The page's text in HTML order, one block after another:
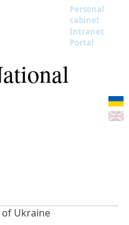
Personal
cabinet
Intranet
Portal
of Ukraine